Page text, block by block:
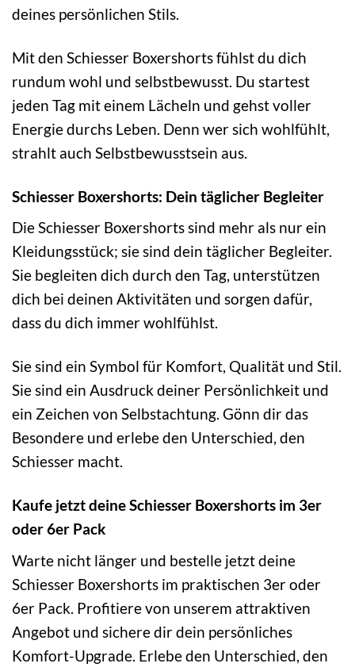
deines persönlichen Stils.
Mit den Schiesser Boxershorts fühlst du dich
rundum wohl und selbstbewusst. Du startest
jeden Tag mit einem Lächeln und gehst voller
Energie durchs Leben. Denn wer sich wohlfühlt,
strahlt auch Selbstbewusstsein aus.
Schiesser Boxershorts: Dein täglicher Begleiter
Die Schiesser Boxershorts sind mehr als nur ein
Kleidungsstück; sie sind dein täglicher Begleiter.
Sie begleiten dich durch den Tag, unterstützen
dich bei deinen Aktivitäten und sorgen dafür,
dass du dich immer wohlfühlst.
Sie sind ein Symbol für Komfort, Qualität und Stil.
Sie sind ein Ausdruck deiner Persönlichkeit und
ein Zeichen von Selbstachtung. Gönn dir das
Besondere und erlebe den Unterschied, den
Schiesser macht.
Kaufe jetzt deine Schiesser Boxershorts im 3er
oder 6er Pack
Warte nicht länger und bestelle jetzt deine
Schiesser Boxershorts im praktischen 3er oder
6er Pack. Profitiere von unserem attraktiven
Angebot und sichere dir dein persönliches
Komfort-Upgrade. Erlebe den Unterschied, den